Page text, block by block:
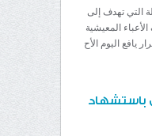
التي تهدف إلى
المعيشية
يافع اليوم الأح
باستشهاد